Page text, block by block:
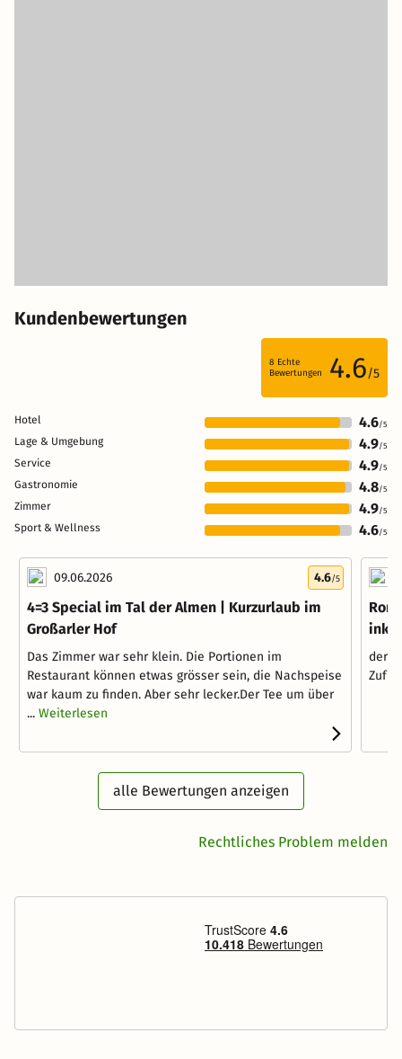
Kundenbewertungen
8 Echte
Bewertungen
4.6/5
Hotel 4.6/5
Lage & Umgebung 4.9/5
Service 4.9/5
Gastronomie 4.8/5
Zimmer 4.9/5
Sport & Wellness 4.6/5
09.06.2026 4.6/5
4=3 Special im Tal der Almen | Kurzurlaub im
Großarler Hof
Das Zimmer war sehr klein. Die Portionen im
Restaurant können etwas grösser sein, die Nachspeise
war kaum zu finden. Aber sehr lecker.Der Tee um über
... Weiterlesen
inkl.
der
alle Bewertungen anzeigen
Rechtliches Problem melden